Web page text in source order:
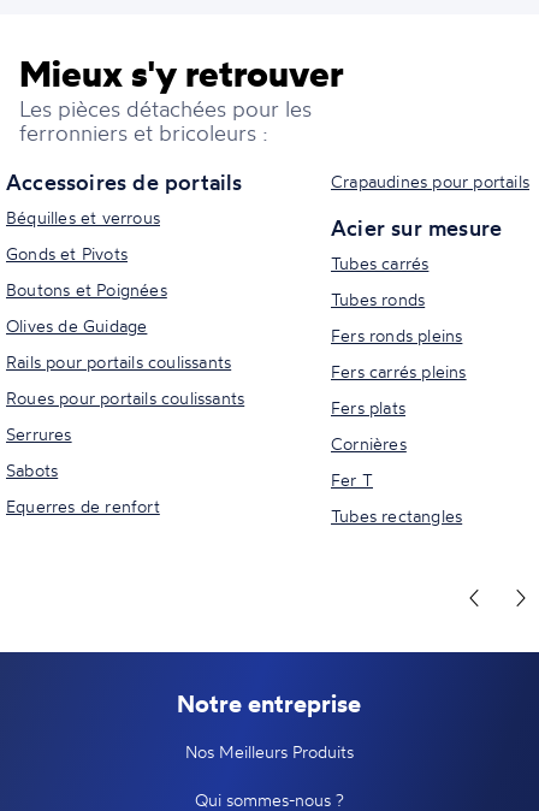
Mieux s'y retrouver
Les pièces détachées pour les
ferronniers et bricoleurs :
Accessoires de portails
Béquilles et verrous
Gonds et Pivots
Boutons et Poignées
Olives de Guidage
Rails pour portails coulissants
Roues pour portails coulissants
Serrures
Sabots
Equerres de renfort
Crapaudines pour portails
Acier sur mesure
Tubes carrés
Tubes ronds
Fers ronds pleins
Fers carrés pleins
Fers plats
Cornières
Fer T
Tubes rectangles
Notre entreprise
Nos Meilleurs Produits
Qui sommes-nous ?